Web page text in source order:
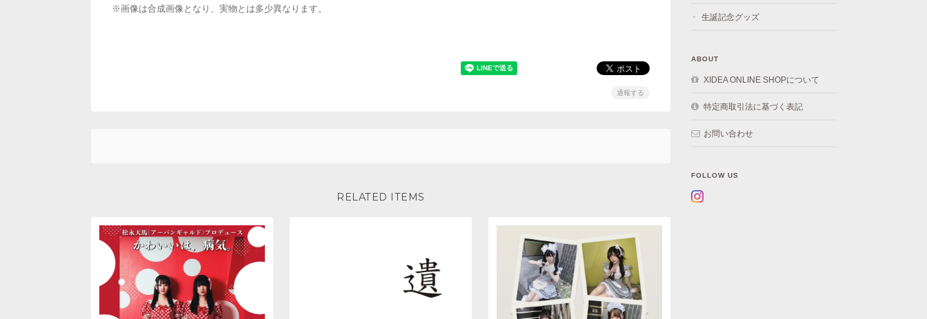
※画像は合成画像となり、実物とは多少異なります。
通報する
RELATED ITEMS
生誕記念グッズ
ABOUT
XIDEA ONLINE SHOPについて
特定商取引法に基づく表記
お問い合わせ
FOLLOW US